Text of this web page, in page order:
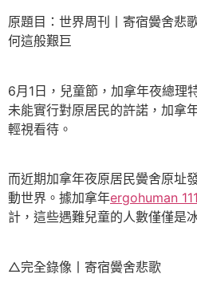
原題目：世界周刊丨寄宿黌舍悲
何這般艱巨
6月1日，兒童節，加拿年夜總理
未能實行對原居民的許諾，加拿
輕視看待。
而近期加拿年夜原居民黌舍原址
動世界。據加拿年ergohuman 111
計，這些遇難兒童的人數僅僅是
△完全錄像丨寄宿黌舍悲歌